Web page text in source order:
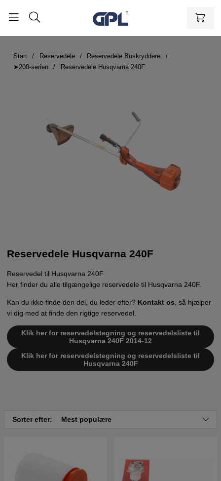
Start Reservedele
Reservedele Buskryddere
➤200-serien
Reservedele Husqvarna 240F
Reservedele Husqvarna 240F
Reservedel til Husqvarna 240F
Her finder du alle tilgængelige reservedele til Husqvarna 240F.
Kan du ikke finde den del, du leder efter? Kontakt os , så hjælper
vi dig med at finde den rigtige reservedel.
Klik her for reservedelstegning og reservedelsliste til
Husqvarna 240F 2014-12
Klik her for reservedelstegning og reservedelsliste til
Husqvarna 240F
Sorter efter: Mest populære